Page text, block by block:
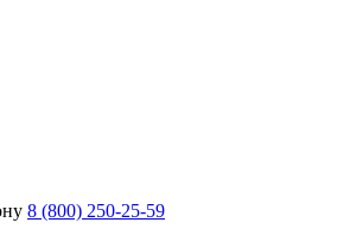
8 (800) 250-25-59